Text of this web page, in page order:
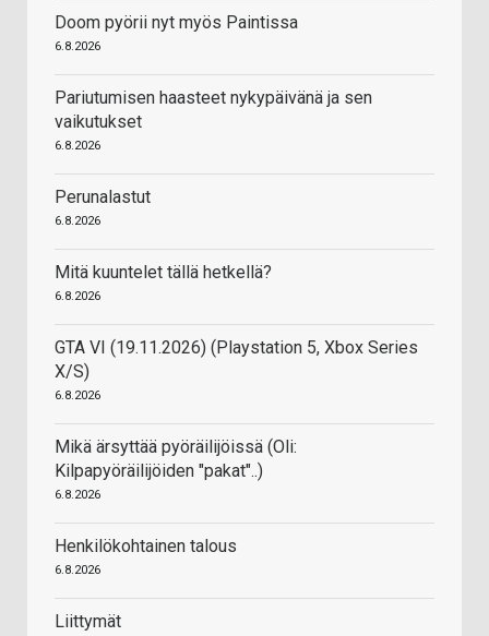
Doom pyörii nyt myös Paintissa
6.8.2026
Pariutumisen haasteet nykypäivänä ja sen
vaikutukset
6.8.2026
Perunalastut
6.8.2026
Mitä kuuntelet tällä hetkellä?
6.8.2026
GTA VI (19.11.2026) (Playstation 5, Xbox Series
X/S)
6.8.2026
Mikä ärsyttää pyöräilijöissä (Oli:
Kilpapyöräilijöiden "pakat"..)
6.8.2026
Henkilökohtainen talous
6.8.2026
Liittymät